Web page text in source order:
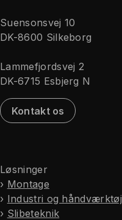
Suensonsvej 10
DK-8600 Silkeborg
Lammefjordsvej 2
DK-6715 Esbjerg N
Kontakt os
Løsninger
› Montage
› Industri og håndværktøj
› Slibeteknik